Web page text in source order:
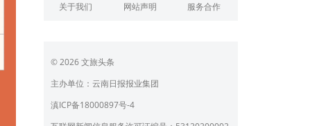
江西省文化和旅游厅 河南省文化和旅游厅
广东省文化和旅游厅
育厅
陕西省文化和旅游厅 甘肃省文化和旅游厅
关于我们 网站声明 服务合作
© 2026 文旅头条
主办单位：云南日报报业集团
滇ICP备18000897号-4